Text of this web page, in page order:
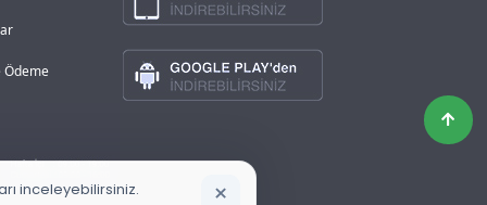
Ödeme
inceleyebilirsiniz. ×